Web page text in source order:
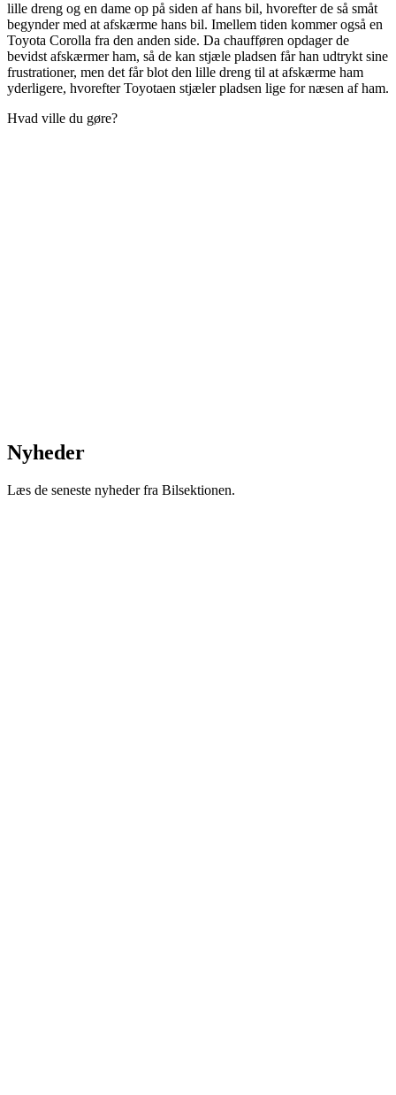
lille dreng og en dame op på siden af hans bil, hvorefter de så småt
begynder med at afskærme hans bil. Imellem tiden kommer også en
Toyota Corolla fra den anden side. Da chaufføren opdager de
bevidst afskærmer ham, så de kan stjæle pladsen får han udtrykt sine
frustrationer, men det får blot den lille dreng til at afskærme ham
yderligere, hvorefter Toyotaen stjæler pladsen lige for næsen af ham.
Hvad ville du gøre?
Nyheder
Læs de seneste nyheder fra Bilsektionen.